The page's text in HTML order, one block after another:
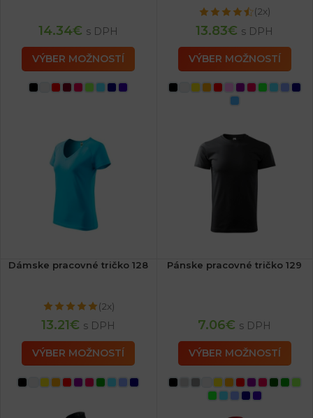
14.34€ s DPH
VÝBER MOŽNOSTÍ
(2x)
13.83€ s DPH
VÝBER MOŽNOSTÍ
Dámske pracovné tričko 128
(2x)
13.21€ s DPH
VÝBER MOŽNOSTÍ
Pánske pracovné tričko 129
7.06€ s DPH
VÝBER MOŽNOSTÍ